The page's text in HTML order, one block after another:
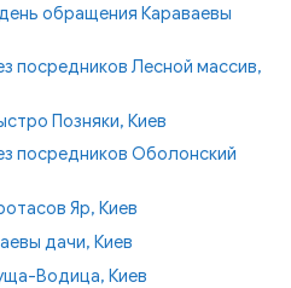
обращения Караваевы
посредников Лесной массив,
Позняки, Киев
посредников Оболонский
Яр, Киев
дачи, Киев
Водица, Киев